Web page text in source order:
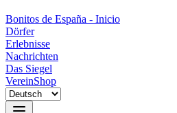
Bonitos de España - Inicio
Dörfer
Erlebnisse
Nachrichten
Das Siegel
VereinShop